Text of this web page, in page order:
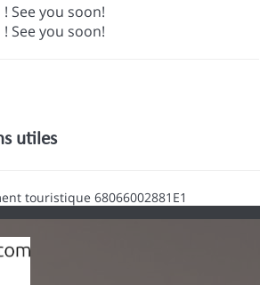
See you soon!
See you soon!
utiles
touristique 68066002881E1